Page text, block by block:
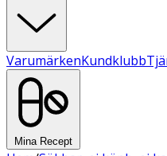
VarumärkenKundklubb
Mina Recept